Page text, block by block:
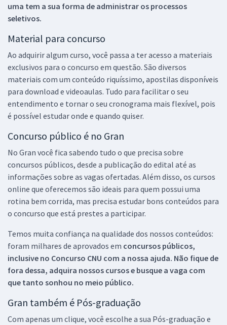
uma tem a sua forma de administrar os processos
seletivos.
Material para concurso
Ao adquirir algum curso, você passa a ter acesso a materiais
exclusivos para o concurso em questão. São diversos
materiais com um conteúdo riquíssimo, apostilas disponíveis
para download e videoaulas. Tudo para facilitar o seu
entendimento e tornar o seu cronograma mais flexível, pois
é possível estudar onde e quando quiser.
Concurso público é no Gran
No Gran você fica sabendo tudo o que precisa sobre
concursos públicos, desde a publicação do edital até as
informações sobre as vagas ofertadas. Além disso, os cursos
online que oferecemos são ideais para quem possui uma
rotina bem corrida, mas precisa estudar bons conteúdos para
o concurso que está prestes a participar.
Temos muita confiança na qualidade dos nossos conteúdos:
foram milhares de aprovados em concursos públicos,
inclusive no Concurso CNU com a nossa ajuda. Não fique de
fora dessa, adquira nossos cursos e busque a vaga com
que tanto sonhou no meio público.
Gran também é Pós-graduação
Com apenas um clique, você escolhe a sua Pós-graduação e